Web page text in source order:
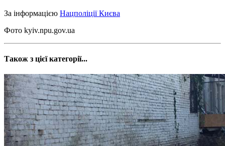
За інформацією Нацполіції Києва
Фото kyiv.npu.gov.ua
Також з цієї категорії...